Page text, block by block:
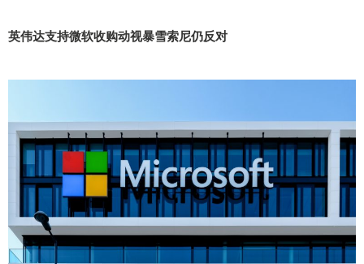
英伟达支持微软收购动视暴雪索尼仍反对